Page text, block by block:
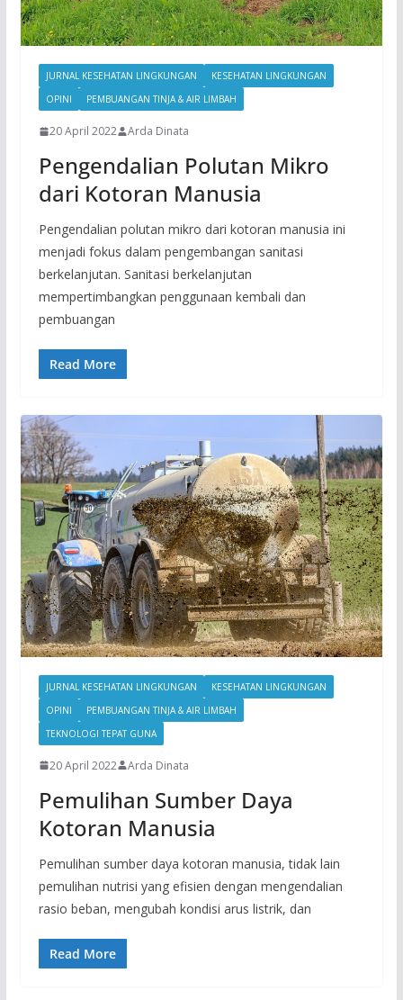
JURNAL KESEHATAN LINGKUNGAN
KESEHATAN LINGKUNGAN
OPINI
PEMBUANGAN TINJA & AIR LIMBAH
20 April 2022 Arda Dinata
Pengendalian Polutan Mikro
dari Kotoran Manusia
Pengendalian polutan mikro dari kotoran manusia ini
menjadi fokus dalam pengembangan sanitasi
berkelanjutan. Sanitasi berkelanjutan
mempertimbangkan penggunaan kembali dan
pembuangan
Read More
JURNAL KESEHATAN LINGKUNGAN
KESEHATAN LINGKUNGAN
OPINI
PEMBUANGAN TINJA & AIR LIMBAH
TEKNOLOGI TEPAT GUNA
20 April 2022 Arda Dinata
Pemulihan Sumber Daya
Kotoran Manusia
Pemulihan sumber daya kotoran manusia, tidak lain
pemulihan nutrisi yang efisien dengan mengendalian
rasio beban, mengubah kondisi arus listrik, dan
Read More